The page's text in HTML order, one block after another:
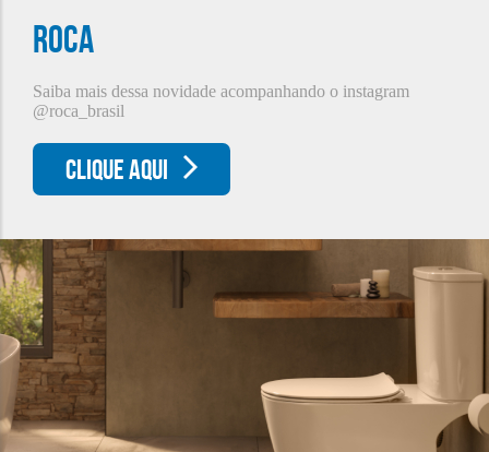
Roca
Saiba mais dessa novidade acompanhando o instagram
@roca_brasil
CLIQUE AQUI